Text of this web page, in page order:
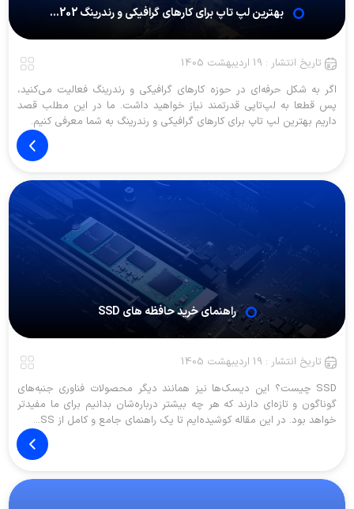
بهترین لپ تاپ برای کارهای گرافیکی و رندرینگ 202...
تاریخ انتشار : 19 اردیبهشت 1405
اگر به شکل حرفه‌ای در حوزه کارهای گرافیکی و رندرینگ فعالیت می‌کنید،
پس قطعا به لپ‌تاپی قدرتمند نیاز خواهید داشت. ما در این مطلب قصد
داریم بهترین لپ تاپ برای کارهای گرافیکی و رندرینگ به شما معرفی کنیم.
راهنمای خرید حافظه های SSD
تاریخ انتشار : 19 اردیبهشت 1405
SSD چیست؟ این دیسک‌ها نیز همانند دیگر محصولات فناوری جنبه‌های
گوناگون و تازه‌ای دارند که هر چه بیشتر درباره‌شان بدانیم برای ما مفیدتر
خواهد بود. در این مقاله کوشیده‌ایم تا یک راهنمای جامع و کامل از SS...